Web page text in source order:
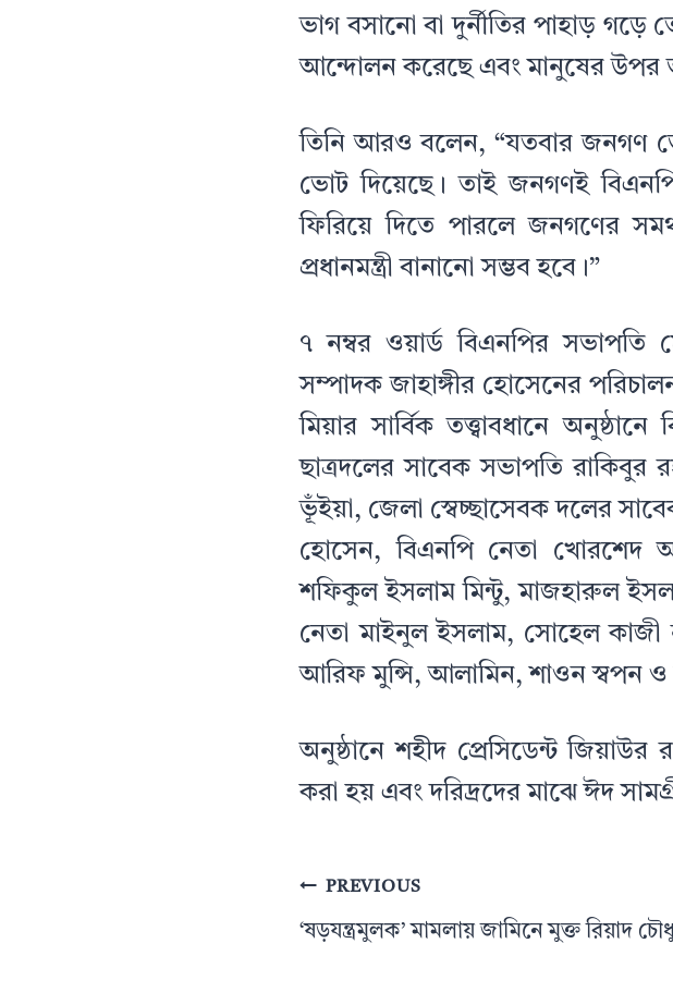
ভাগ বসানো বা দুর্নীতির পাহাড়
আন্দোলন করেছে এবং মানুষের উপর
তিনি আরও বলেন, “যতবার জনগণ
ভোট দিয়েছে। তাই জনগণই
ফিরিয়ে দিতে পারলে জনগণের
প্রধানমন্ত্রী বানানো সম্ভব হবে।”
৭ নম্বর ওয়ার্ড বিএনপির
সম্পাদক জাহাঙ্গীর হোসেনের
মিয়ার সার্বিক তত্ত্বাবধানে
ছাত্রদলের সাবেক সভাপতি
ভূঁইয়া, জেলা স্বেচ্ছাসেবক দলের
হোসেন, বিএনপি নেতা খোরশেদ
শফিকুল ইসলাম মিন্টু, মাজহারুল
নেতা মাইনুল ইসলাম, সোহেল
আরিফ মুন্সি, আলামিন, শাওন স্বপন ও
অনুষ্ঠানে শহীদ প্রেসিডেন্ট
করা হয় এবং দরিদ্রদের মাঝে ঈদ
PostPREVIOUS
‘ষড়যন্ত্রমুলক’ মামলায় জামিনে মুক্ত রিয়াদ